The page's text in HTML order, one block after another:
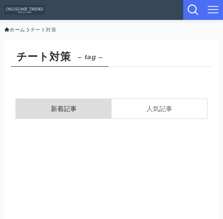
ホーム チート対策
チート対策 – tag –
新着記事 人気記事